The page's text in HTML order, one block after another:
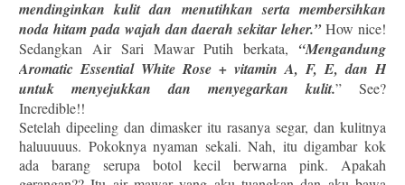
mendinginkan kulit dan menutihkan serta membersihkan
noda hitam pada wajah dan daerah sekitar leher.”How nice!
Sedangkan Air Sari Mawar Putih berkata, “Mengandung
Aromatic Essential White Rose + vitamin A, F, E, dan H
untuk menyejukkan dan menyegarkan kulit.” See?
Incredible!!
Setelah dipeeling dan dimasker itu rasanya segar, dan kulitnya
haluuuuus. Pokoknya nyaman sekali. Nah, itu digambar kok
ada barang serupa botol kecil berwarna pink. Apakah